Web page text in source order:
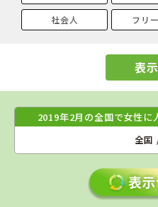
社会人 フリ
表
2019年2月の全国で女性に
全国